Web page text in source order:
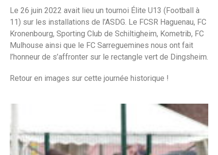
Le 26 juin 2022 avait lieu un tournoi Élite U13 (Football à
11) sur les installations de l’ASDG. Le FCSR Haguenau, FC
Kronenbourg, Sporting Club de Schiltigheim, Kometrib, FC
Mulhouse ainsi que le FC Sarreguemines nous ont fait
l’honneur de s’affronter sur le rectangle vert de Dingsheim.
Retour en images sur cette journée historique !